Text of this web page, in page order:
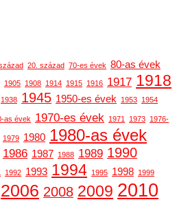
20. század 70-es évek 80-as évek
1905 1908 1914 1915 1916 1917 1918
1938 1945 1950-es évek 1953 1954
as évek 1970-es évek 1971 1973 1976-
1979 1980 1980-as évek
1986 1987 1988 1989 1990
1992 1993 1994 1995 1998 1999
2006 2008 2009 2010